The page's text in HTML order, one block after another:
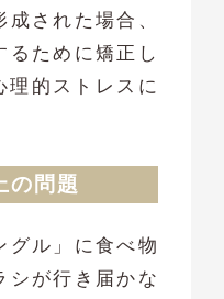
成された場合、
るために矯正し
的ストレスに
の問題
グル」に食べ物
シが行き届かな